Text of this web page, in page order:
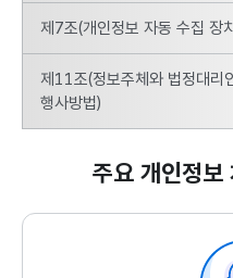
제7조(개인정보 자동 수집 장
제11조(정보주체와 법정대
행사방법)
주요 개인정보